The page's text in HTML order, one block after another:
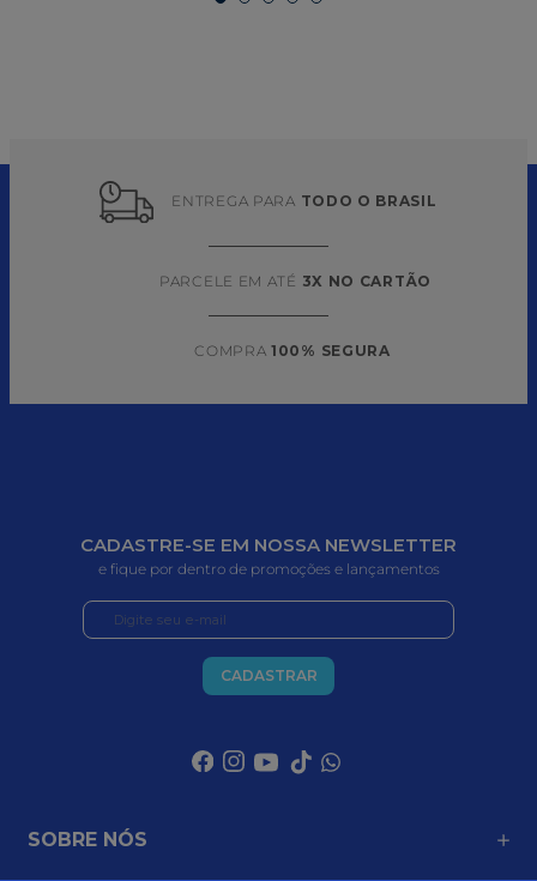
ENTREGA PARA TODO O BRASIL
PARCELE EM ATÉ 3X NO CARTÃO
COMPRA 100% SEGURA
CADASTRE-SE EM NOSSA NEWSLETTER
e fique por dentro de promoções e lançamentos
CADASTRAR
SOBRE NÓS